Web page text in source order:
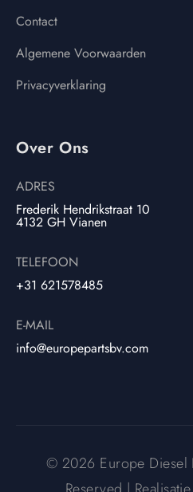
Contact
Algemene Voorwaarden
Privacyverklaring
Over Ons
ADRES
Frederik Hendrikstraat 10
4132 GH Vianen
TELEFOON
+31 621578485
E-MAIL
info@europepartsbv.com
© 2026 Europe Diesel